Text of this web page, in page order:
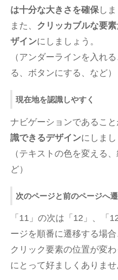
は十分な大きさを確保しま
また、 クリッカブルな要
ザインにしましょう。
（アンダーラインを入れ
る、ボタンにする、など）
現在地を認識しやすく
ナビゲーションであること
識できるデザインにしまし
（テキストの色を変える
ど）
次のページと前のページへ
「11」の次は「12」、「
ージを順番に遷移する場合
クリック要素の位置が変
にとって好ましくありませ